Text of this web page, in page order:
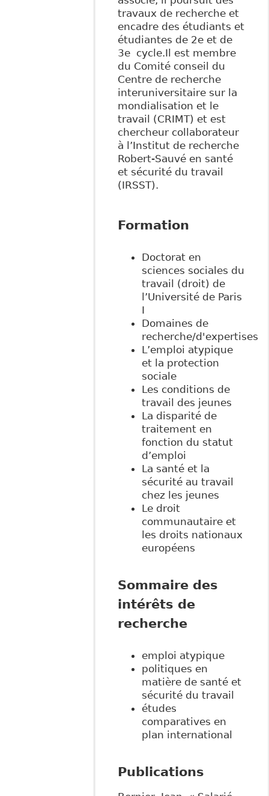
travaux de recherche et
encadre des étudiants et
étudiantes de 2e et de
3e cycle.Il est membre
du Comité conseil du
Centre de recherche
interuniversitaire sur la
mondialisation et le
travail (CRIMT) et est
chercheur collaborateur
à l’Institut de recherche
Robert-Sauvé en santé
et sécurité du travail
(IRSST).
Formation
Doctorat en
sciences sociales du
travail (droit) de
l’Université de Paris
I
Domaines de
recherche/d'expertises
L’emploi atypique
et la protection
sociale
Les conditions de
travail des jeunes
La disparité de
traitement en
fonction du statut
d’emploi
La santé et la
sécurité au travail
chez les jeunes
Le droit
communautaire et
les droits nationaux
européens
Sommaire des
intérêts de
recherche
emploi atypique
politiques en
matière de santé et
sécurité du travail
études
comparatives en
plan international
Publications